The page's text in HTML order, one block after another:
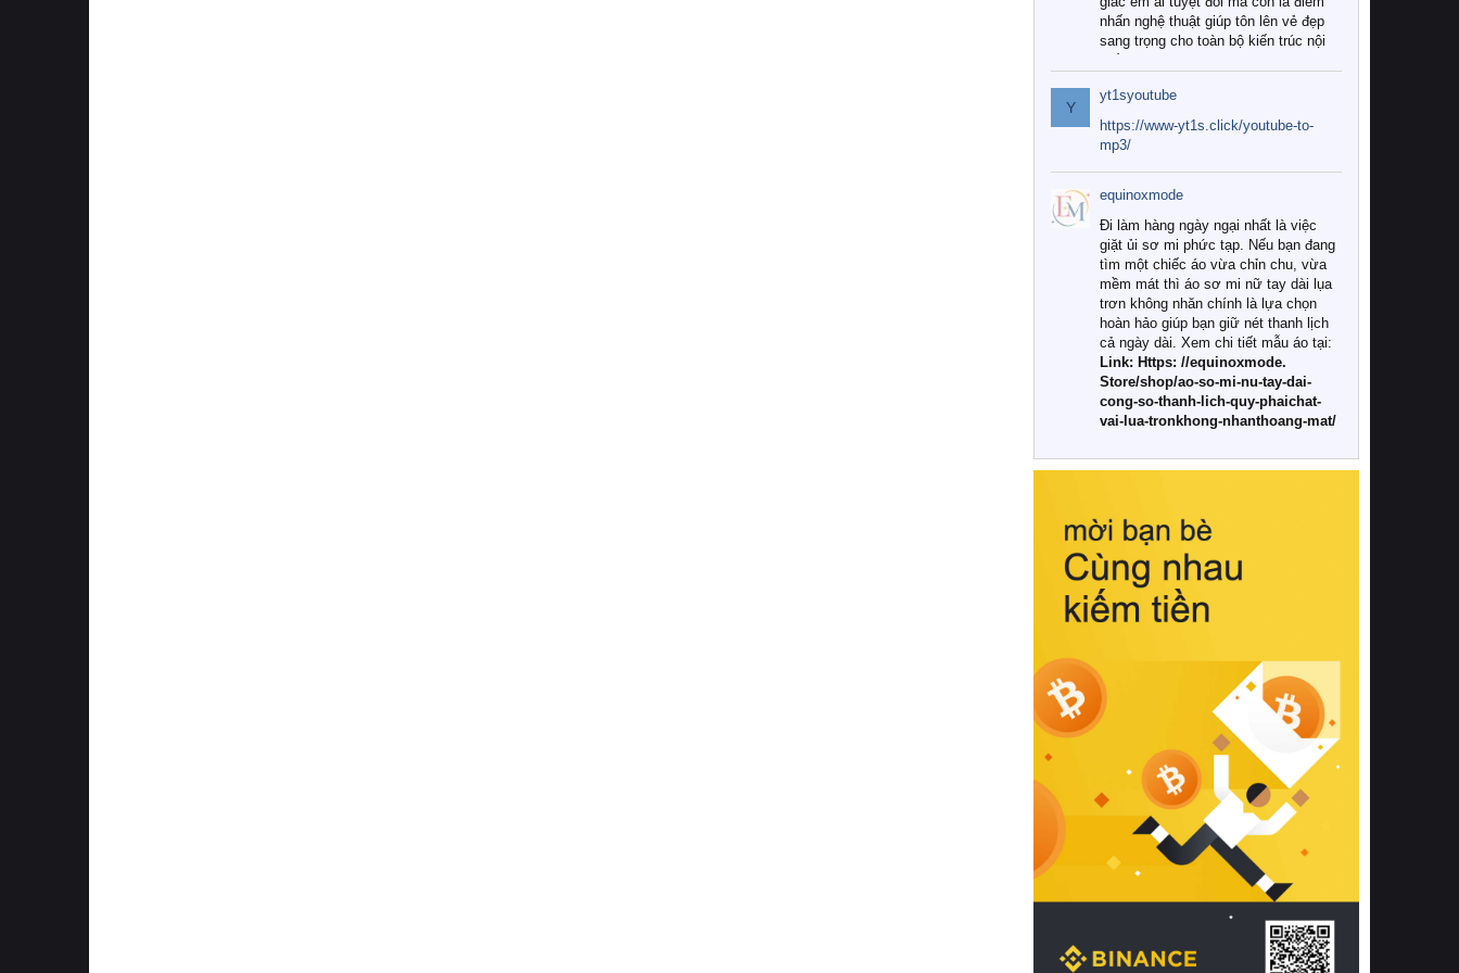
nhấn nghệ thuật giúp tôn lên vẻ đẹp
sang trọng cho toàn bộ kiến trúc nội
Tuy nhiên, giữa thị trường đa dạng
với vô vàn thương hiệu và mẫu mã
như hiện nay, làm thế nào để chọn
được những bộ chăn ga gối đệm cao
cấp thực sự chất lượng, phù hợp với
khí hậu và nhu cầu sử dụng của gia
đình? Hãy cùng chúng tôi đi tìm lời
giải đáp chi tiết qua bài viết dưới đây.
1. Tại sao các gia đình hiện đại lại ưa
chuộng chăn ga gối đệm cao cấp?
Khác với các dòng sản phẩm thông
thường, những bộ chăn ga gối đệm
cao cấp trải qua quy trình sản xuất
nghiêm ngặt từ khâu chọn lọc nguyên
liệu tự nhiên đến công nghệ dệt
nhuộm hiện đại không chứa hóa chất
này, bạn sẽ cảm nhận rõ rệt sự khác
hồi chuẩn xác của phần đệm nâng đỡ
cột sống.
Bên cạnh đó, việc lựa chọn các dòng
sản phẩm đạt chuẩn chất lượng quốc
tế còn giúp ngăn ngừa tình trạng kích
khuẩn và nấm mốc trong điều kiện
thời tiết nóng ẩm. Bạn có thể tìm hiểu
thêm các nghiên cứu khoa học về tác
động của giấc ngủ và môi trường
phòng ngủ đối với sức khỏe con
người tại Sleep Foundation (External
Link) để có cái nhìn toàn diện hơn.
2. Các tiêu chí vàng khi lựa chọn
chăn ga gối đệm cao cấp cho phòng
ngủ
Để sở hữu một bộ chăn ga gối đệm
cao cấp hoàn hảo cả về thẩm mỹ lẫn
công năng, người tiêu dùng cần cân
nhắc kỹ lưỡng các tiêu chí quan trọng
Y
yt1syoutube
https://www-yt1s.click/youtube-to-
mp3/
equinoxmode
Đi làm hàng ngày ngại nhất là việc
giặt ủi sơ mi phức tạp. Nếu bạn đang
tìm một chiếc áo vừa chỉn chu, vừa
mềm mát thì áo sơ mi nữ tay dài lụa
trơn không nhăn chính là lựa chọn
hoàn hảo giúp bạn giữ nét thanh lịch
cả ngày dài. Xem chi tiết mẫu áo tại:
Link: Https: //equinoxmode.
Store/shop/ao-so-mi-nu-tay-dai-
cong-so-thanh-lich-quy-phaichat-
vai-lua-tronkhong-nhanthoang-mat/